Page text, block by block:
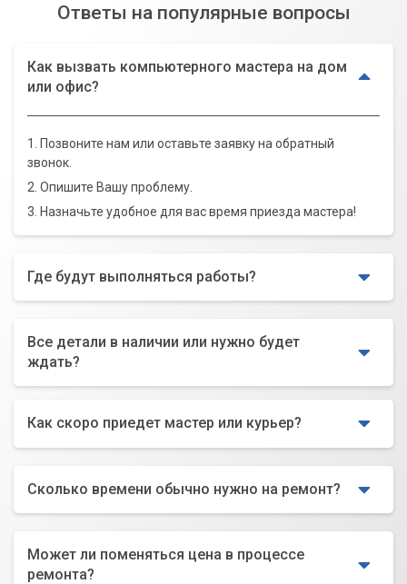
Ответы на популярные вопросы
Как вызвать компьютерного мастера на дом
или офис?
1. Позвоните нам или оставьте заявку на обратный
звонок.
2. Опишите Вашу проблему.
3. Назначьте удобное для вас время приезда мастера!
Где будут выполняться работы?
Все детали в наличии или нужно будет
ждать?
Как скоро приедет мастер или курьер?
Сколько времени обычно нужно на ремонт?
Может ли поменяться цена в процессе
ремонта?